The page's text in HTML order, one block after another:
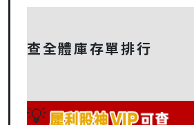
查全體庫存單排行
💡